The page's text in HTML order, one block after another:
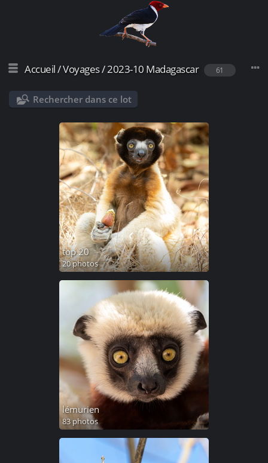
Accueil/Voyages/2023-10 Madagascar 61
Rechercher dans ce lot
top 20
20 photos
lémurien
83 photos